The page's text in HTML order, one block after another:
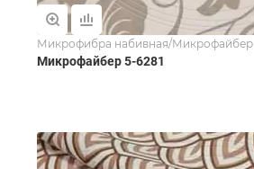
Микрофибра набивная/Микрофайбер
Микрофайбер 5-6281